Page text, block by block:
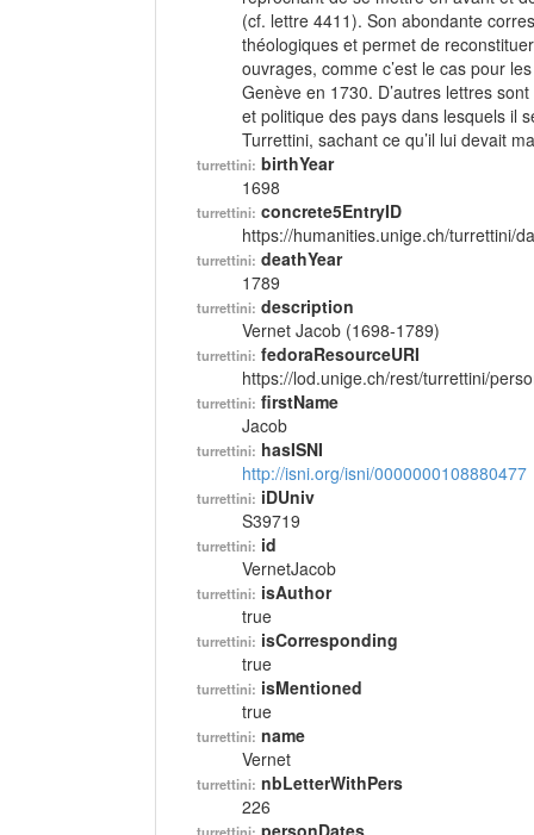
(cf. lettre 4411). Son abondante
théologiques et permet de
ouvrages, comme c’est le cas pour
Genève en 1730. D’autres lettres
et politique des pays dans lesquels il
Turrettini, sachant ce qu’il lui devait
turrettini: birthYear
1698
turrettini: concrete5EntryID
https://humanities.unige.ch/turrettini/
turrettini: deathYear
1789
turrettini: description
Vernet Jacob (1698-1789)
turrettini: fedoraResourceURI
https://lod.unige.ch/rest/turrettini/
turrettini: firstName
Jacob
turrettini: hasISNI
http://isni.org/isni/0000000108880477
turrettini: iDUniv
S39719
turrettini: id
VernetJacob
turrettini: isAuthor
true
turrettini: isCorresponding
true
turrettini: isMentioned
true
turrettini: name
Vernet
turrettini: nbLetterWithPers
226
personDates